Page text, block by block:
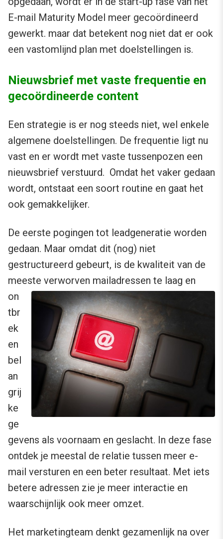
E-mail Maturity Model meer gecoördineerd
gewerkt. maar dat betekent nog niet dat er ook
een vastomlijnd plan met doelstellingen is.
Nieuwsbrief met vaste frequentie en
gecoördineerde content
Een strategie is er nog steeds niet, wel enkele
algemene doelstellingen. De frequentie ligt nu
vast en er wordt met vaste tussenpozen een
nieuwsbrief verstuurd. Omdat het vaker gedaan
wordt, ontstaat een soort routine en gaat het
ook gemakkelijker.
De eerste pogingen tot leadgeneratie worden
gedaan. Maar omdat dit (nog) niet
gestructureerd gebeurt, is de kwaliteit van de
meeste verworven mailadressen te laag en
on
tbr
ek
en
bel
an
grij
ke
ge
gevens als voornaam en geslacht. In deze fase
ontdek je meestal de relatie tussen meer e-
mail versturen en een beter resultaat. Met iets
betere adressen zie je meer interactie en
waarschijnlijk ook meer omzet.
Het marketingteam denkt gezamenlijk na over